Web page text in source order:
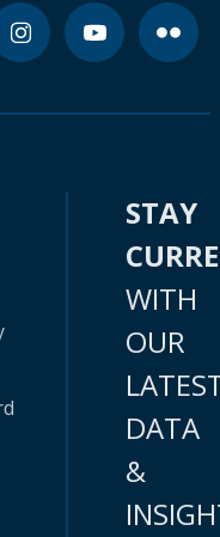
STAY
WITH
OUR
DATA
&